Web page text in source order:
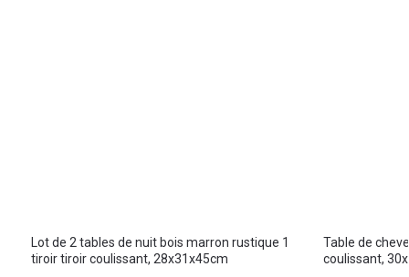
Lot de 2 tables de nuit bois marron rustique 1
tiroir tiroir coulissant, 28x31x45cm
Table de
coulissant,